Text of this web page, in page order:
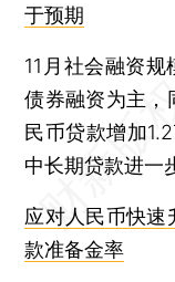
于预期
11月社会融资
债券融资为主，
民币贷款增加
中长期贷款进一
应对人民币快速
款准备金率